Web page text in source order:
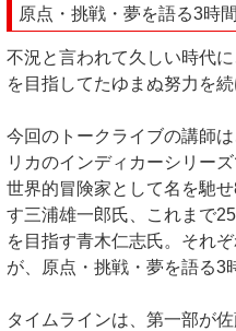
原点・挑戦・夢を語る3時間
不況と言われて久しい時代
を目指してたゆまぬ努力を続
今回のトークライブの講師
リカのインディカーシリー
世界的冒険家として名を馳
す三浦雄一郎氏、これまで
を目指す青木仁志氏。それ
が、原点・挑戦・夢を語る3
タイムラインは、第一部が